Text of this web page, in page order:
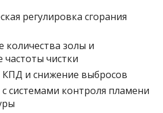
регулировка сгорания
золы и
чистки
и снижение выбросов
системами контроля пламени